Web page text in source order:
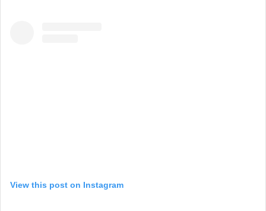
View this post on Instagram